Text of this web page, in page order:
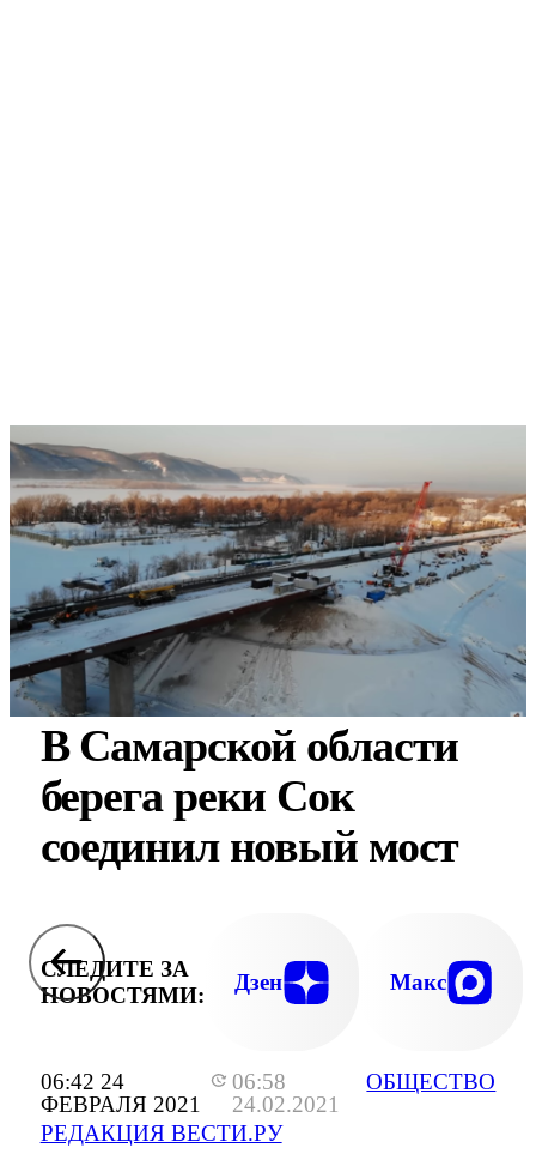
06:42 24
ФЕВРАЛЯ 2021
06:58
24.02.2021
РЕДАКЦИЯ ВЕСТИ.РУ
ОБЩЕСТВО
В Самарской области
берега реки Сок
соединил новый мост
СЛЕДИТЕ ЗА
НОВОСТЯМИ:
Дзен Макс